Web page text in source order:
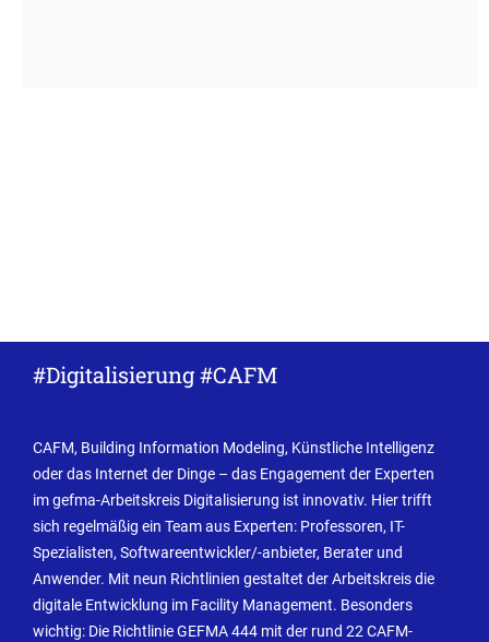
#Digitalisierung #CAFM
CAFM, Building Information Modeling, Künstliche Intelligenz
oder das Internet der Dinge – das Engagement der Experten
im gefma-Arbeitskreis Digitalisierung ist innovativ. Hier trifft
sich regelmäßig ein Team aus Experten: Professoren, IT-
Spezialisten, Softwareentwickler/-anbieter, Berater und
Anwender. Mit neun Richtlinien gestaltet der Arbeitskreis die
digitale Entwicklung im Facility Management. Besonders
wichtig: Die Richtlinie GEFMA 444 mit der rund 22 CAFM-